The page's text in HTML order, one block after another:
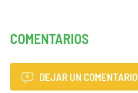
COMENTARIOS
DEJAR UN COMENTARIO